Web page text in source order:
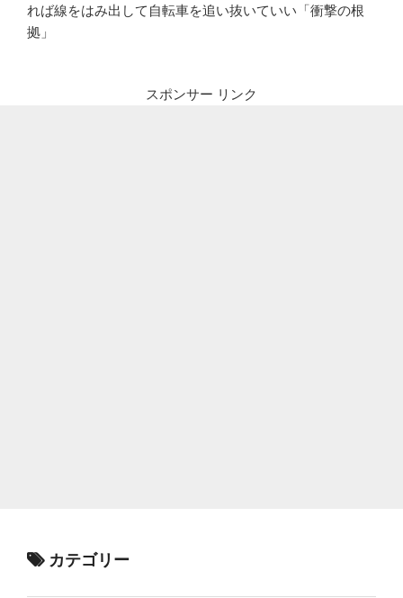
れば線をはみ出して自転車を追い抜いていい「衝撃の根
拠」
スポンサー リンク
カテゴリー